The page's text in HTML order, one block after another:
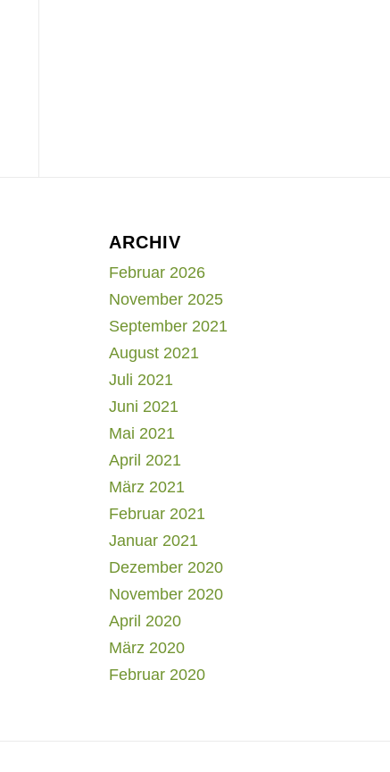
ARCHIV
Februar 2026
November 2025
September 2021
August 2021
Juli 2021
Juni 2021
Mai 2021
April 2021
März 2021
Februar 2021
Januar 2021
Dezember 2020
November 2020
April 2020
März 2020
Februar 2020